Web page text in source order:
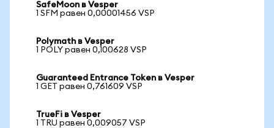
SafeMoon в Vesper
1 SFM равен 0,00001456 VSP
Polymath в Vesper
1 POLY равен 0,100628 VSP
Guaranteed Entrance Token в Vesper
1 GET равен 0,761609 VSP
TrueFi в Vesper
1 TRU равен 0,009057 VSP